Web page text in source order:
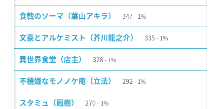
食戟のソーマ（葉山アキラ） 347 1%
文豪とアルケミスト（芥川龍之介） 335 1%
異世界食堂（店主） 328 1%
不機嫌なモノノケ庵（立法） 292 1%
スタミュ（鳳樹） 270 1%